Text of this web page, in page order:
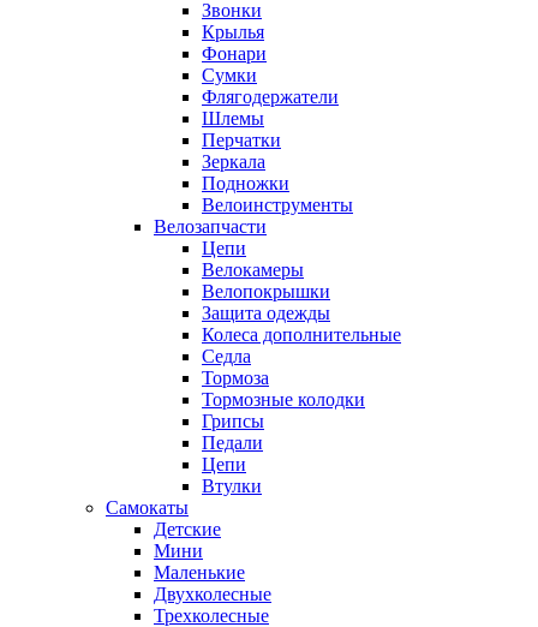
Звонки
Крылья
Фонари
Сумки
Флягодержатели
Шлемы
Перчатки
Зеркала
Подножки
Велоинструменты
Велозапчасти
Цепи
Велокамеры
Велопокрышки
Защита одежды
Колеса дополнительные
Седла
Тормоза
Тормозные колодки
Грипсы
Педали
Цепи
Втулки
Самокаты
Детские
Мини
Маленькие
Двухколесные
Трехколесные